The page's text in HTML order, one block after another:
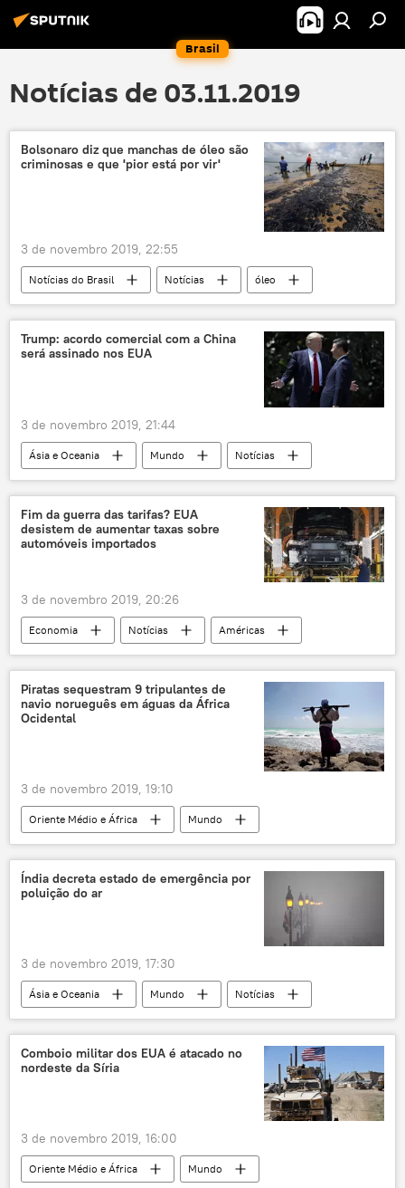
Brasil
Notícias de 03.11.2019
Bolsonaro diz que manchas de óleo são
criminosas e que 'pior está por vir'
3 de novembro 2019, 22:55
Notícias do Brasil Notícias
óleo
Jair Bolsonaro
catástrofe
meio ambiente
Trump: acordo comercial com a China
será assinado nos EUA
3 de novembro 2019, 21:44
Ásia e Oceania Mundo
Notícias
Américas
Fim da guerra das tarifas? EUA
desistem de aumentar taxas sobre
automóveis importados
3 de novembro 2019, 20:26
Economia Notícias
Américas
Mundo
Europa
guerra comercial
tarifas
comércio internacional EUA
Piratas sequestram 9 tripulantes de
navio norueguês em águas da África
Ocidental
3 de novembro 2019, 19:10
Oriente Médio e África
Mundo
Notícias
pirata
Noruega
navio
Índia decreta estado de emergência por
poluição do ar
3 de novembro 2019, 17:30
Ásia e Oceania Mundo
Notícias
poluição
Nova Deli
queimadas
estado de emergência
Índia
Comboio militar dos EUA é atacado no
nordeste da Síria
3 de novembro 2019, 16:00
Oriente Médio e África
Mundo